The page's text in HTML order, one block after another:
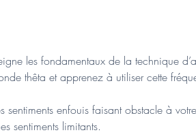
les fondamentaux de la technique
thêta et apprenez à utiliser cette
enfouis faisant obstacle à
sentiments limitants.